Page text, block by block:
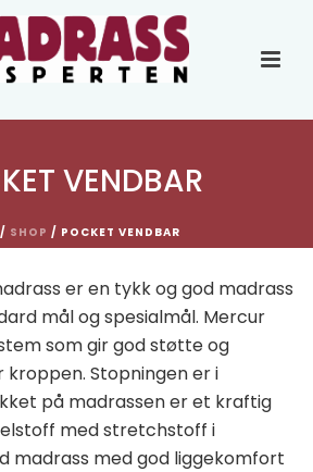
VENDBAR
/ SHOP / POCKET VENDBAR
er en tykk og god madrass
mål og spesialmål. Mercur
som gir god støtte og
Stopningen er i
på madrassen er et kraftig
med stretchstoff i
madrass med god liggekomfort